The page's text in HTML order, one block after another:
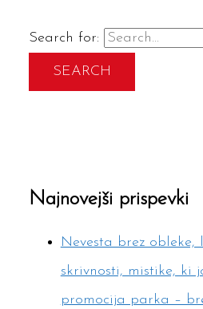
Search for:
Najnovejši prispevki
Nevesta brez
skrivnosti, mistike, ki
promocija parka –